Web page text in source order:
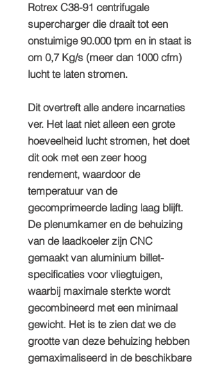
Rotrex C38-91 centrifugale
supercharger die draait tot een
onstuimige 90.000 tpm en in staat is
om 0,7 Kg/s (meer dan 1000 cfm)
lucht te laten stromen.
Dit overtreft alle andere incarnaties
ver. Het laat niet alleen een grote
hoeveelheid lucht stromen, het doet
dit ook met een zeer hoog
rendement, waardoor de
temperatuur van de
gecomprimeerde lading laag blijft.
De plenumkamer en de behuizing
van de laadkoeler zijn CNC
gemaakt van aluminium billet-
specificaties voor vliegtuigen,
waarbij maximale sterkte wordt
gecombineerd met een minimaal
gewicht. Het is te zien dat we de
grootte van deze behuizing hebben
gemaximaliseerd in de beschikbare